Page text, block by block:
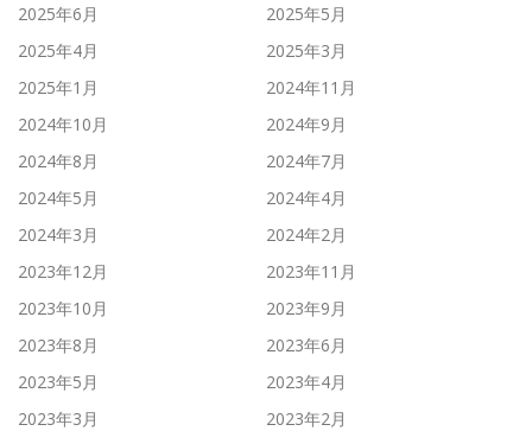
2025年6月
2025年5月
2025年4月
2025年3月
2025年1月
2024年11月
2024年10月
2024年9月
2024年8月
2024年7月
2024年5月
2024年4月
2024年3月
2024年2月
2023年12月
2023年11月
2023年10月
2023年9月
2023年8月
2023年6月
2023年5月
2023年4月
2023年3月
2023年2月